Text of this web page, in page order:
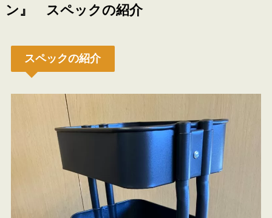
ン』 スペックの紹介
スペックの紹介